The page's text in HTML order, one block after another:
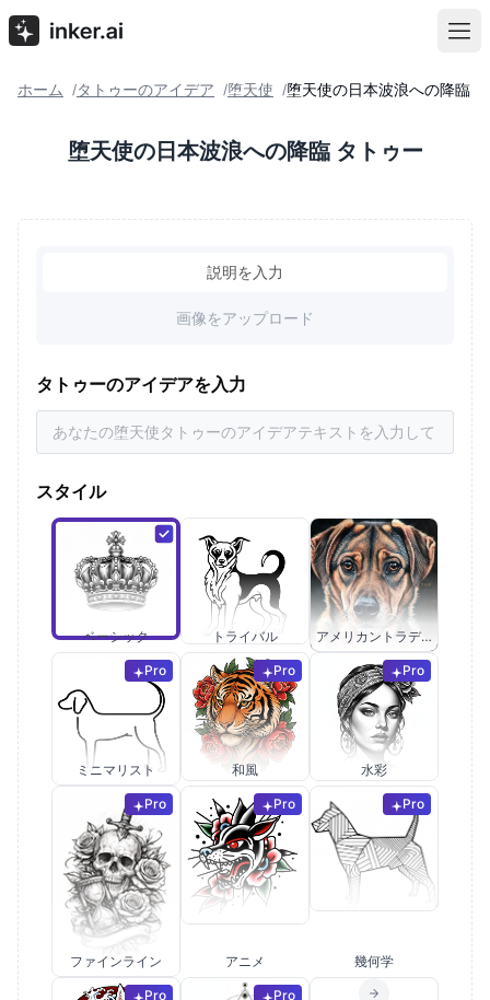
ホーム /タトゥーのアイデア /堕天使 /堕天使の日本波浪への降臨
堕天使の日本波浪への降臨 タトゥー
説明を入力
画像をアップロード
タトゥーのアイデアを入力
スタイル
ベーシック トライバル アメリカントラディショナル
Pro
ミニマリスト
Pro
和風
Pro
水彩
Pro
ファインライン
Pro
アニメ
Pro
幾何学
Pro Pro